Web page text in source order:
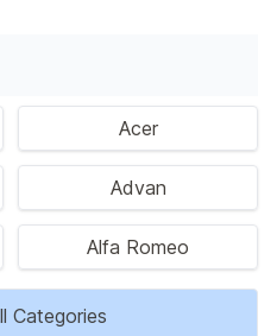
Acer
Advan
Alfa Romeo
Categories